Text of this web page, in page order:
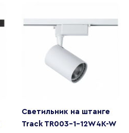
Светильник на штанге
Track TR003-1-12W4K-W